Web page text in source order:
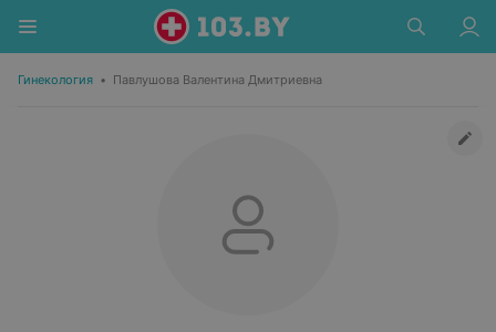
Гинекология • Павлушова Валентина Дмитриевна